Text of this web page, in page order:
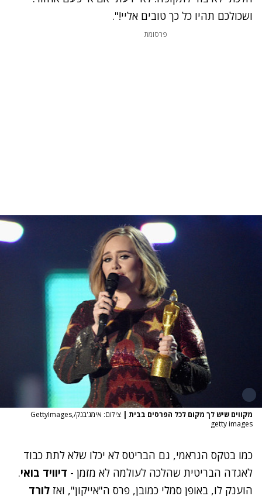
תהיו כל כך טובים אליי!".
פרסומת
שיש לך מקום לכל הפרסים בבית|
צילום: אימג'בנק/GettyImages,
getty
בטקס הגראמי, גם הבריטס לא יכלו שלא לתת כבוד
הבריטית שהלכה לעולמה לא מזמן -דיוויד בואי.
לו, באופן סמלי כמובן, פרס ה"אייקון", ואזלורד